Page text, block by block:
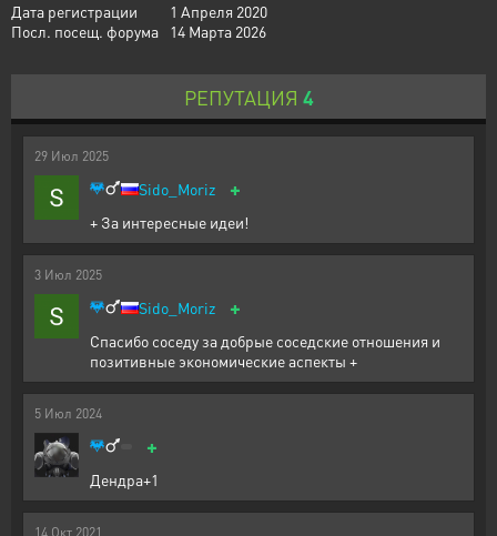
Дата регистрации
1 Апреля 2020
Посл. посещ. форума
14 Марта 2026
РЕПУТАЦИЯ 4
29 Июл 2025
Sido_Moriz +
+ За интересные идеи!
3 Июл 2025
Sido_Moriz +
Спасибо соседу за добрые соседские отношения и
позитивные экономические аспекты +
5 Июл 2024
+
Дендра+1
14 Окт 2021